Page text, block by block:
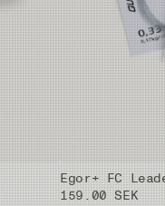
50m
Egor+ FC
159.00 SEK